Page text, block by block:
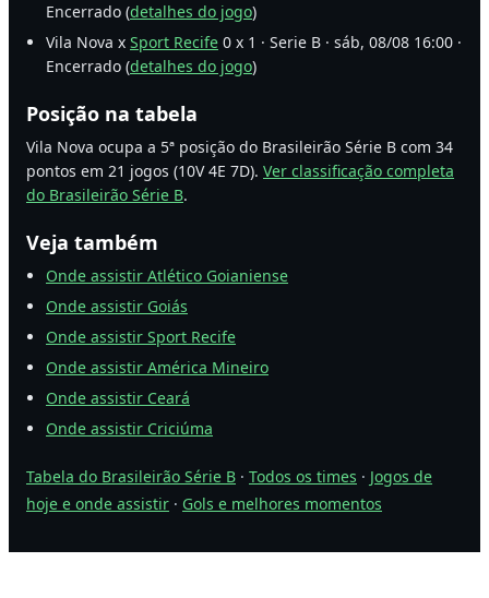
Encerrado (detalhes do jogo)
Vila Nova x Sport Recife 0 x 1 · Serie B · sáb, 08/08 16:00 ·
Encerrado (detalhes do jogo)
Posição na tabela
Vila Nova ocupa a 5ª posição do Brasileirão Série B com 34
pontos em 21 jogos (10V 4E 7D). Ver classificação completa
do Brasileirão Série B.
Veja também
Onde assistir Atlético Goianiense
Onde assistir Goiás
Onde assistir Sport Recife
Onde assistir América Mineiro
Onde assistir Ceará
Onde assistir Criciúma
Tabela do Brasileirão Série B · Todos os times · Jogos de
hoje e onde assistir · Gols e melhores momentos